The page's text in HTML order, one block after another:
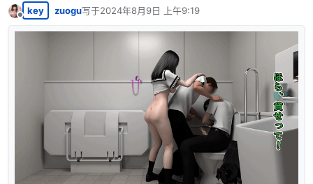
离线
key zuogu写于2024年8月9日 上午9:19
最后由 编辑